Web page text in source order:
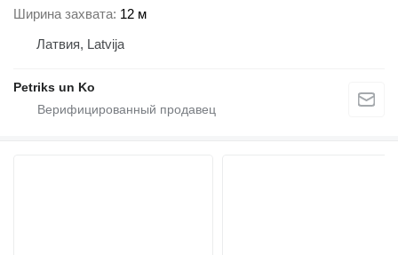
Ширина захвата 12 м
Латвия, Latvija
Petriks un Ko